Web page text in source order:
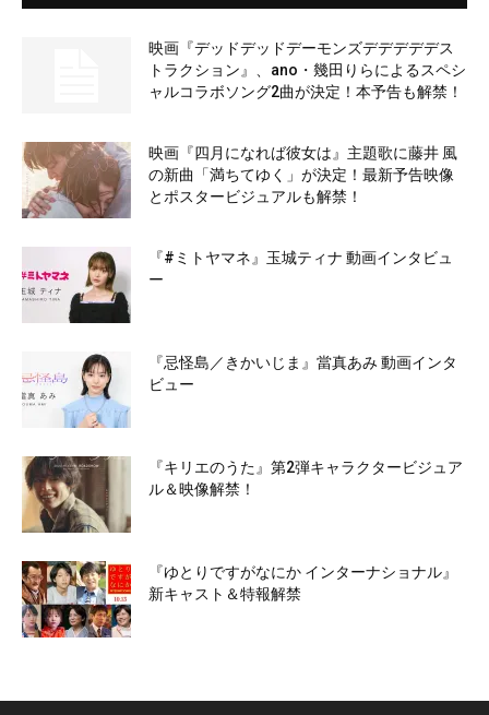
映画『デッドデッドデーモンズデデデデデス
トラクション』、ano・幾田りらによるスペシ
ャルコラボソング2曲が決定！本予告も解禁！
映画『四月になれば彼女は』主題歌に藤井 風
の新曲「満ちてゆく」が決定！最新予告映像
とポスタービジュアルも解禁！
『#ミトヤマネ』玉城ティナ 動画インタビュ
ー
『忌怪島／きかいじま』當真あみ 動画インタ
ビュー
『キリエのうた』第2弾キャラクタービジュア
ル＆映像解禁！
『ゆとりですがなにか インターナショナル』
新キャスト＆特報解禁